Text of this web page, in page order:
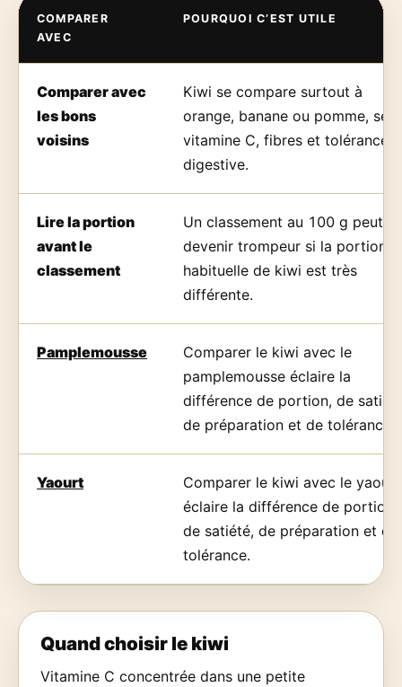
COMPARER
AVEC
POURQUOI C’EST UTILE
Comparer avec
les bons
voisins
Kiwi se compare surtout à
orange, banane ou pomme,
vitamine C, fibres et tolérance
digestive.
Lire la portion
avant le
classement
Un classement au 100 g peut
devenir trompeur si la portion
habituelle de kiwi est très
différente.
Pamplemousse
Comparer le kiwi avec le
pamplemousse éclaire la
différence de portion, de
de préparation et de tolérance.
Yaourt
Comparer le kiwi avec le yaourt
éclaire la différence de portion,
de satiété, de préparation et de
tolérance.
Quand choisir le kiwi
Vitamine C concentrée dans une petite